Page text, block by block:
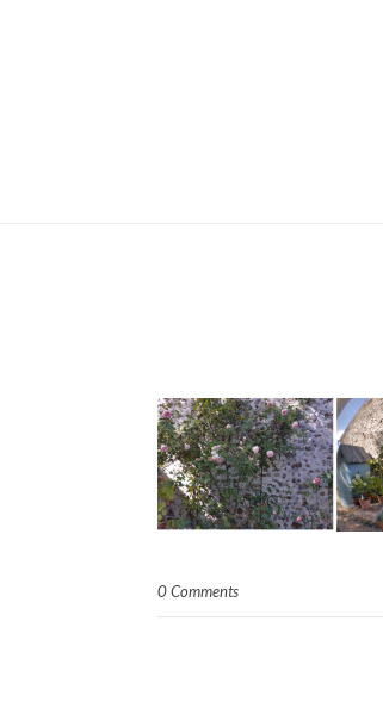
0 Comments